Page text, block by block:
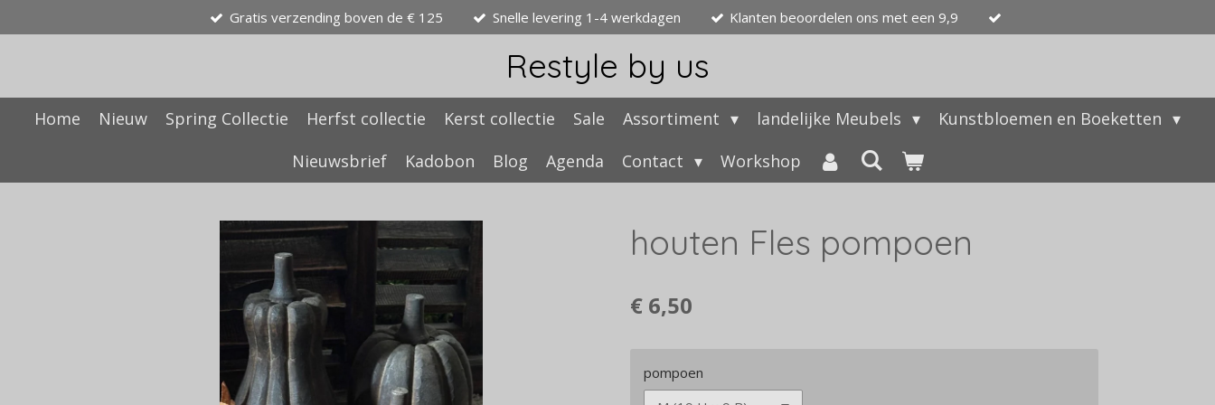
direct
hoofdinhoud
Gratis verzending boven de € 125 Snelle levering 1-4 werkdagen Klanten beoordelen ons met een 9,9
Restyle by us
Home Nieuw Spring Collectie Herfst collectie Kerst collectie Sale Assortiment landelijke Meubels
Kunstbloemen en Boeketten
Nieuwsbrief
Kadobon Blog Agenda Contact Workshop
houten Fles pompoen
€ 6,50
pompoen